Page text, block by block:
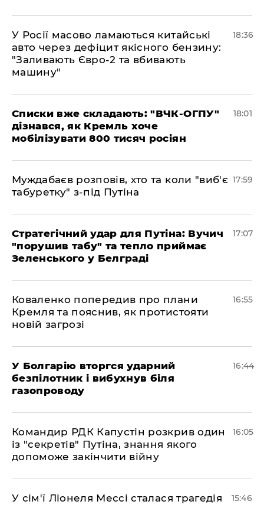
У Росії масово ламаються китайські
авто через дефіцит якісного бензину:
"Заливають Євро-2 та вбивають
машину"
18:36
Списки вже складають: "ВЧК-ОГПУ"
дізнався, як Кремль хоче
мобілізувати 800 тисяч росіян
18:01
Муждабаєв розповів, хто та коли "виб'є
табуретку" з-під Путіна
17:59
Стратегічний удар для Путіна: Вучич
"порушив табу" та тепло приймає
Зеленського у Белграді
17:07
Коваленко попередив про плани
Кремля та пояснив, як протистояти
новій загрозі
16:55
У Болгарію вторгся ударний
безпілотник і вибухнув біля
газопроводу
16:44
Командир РДК Капустін розкрив один
із "секретів" Путіна, знання якого
допоможе закінчити війну
16:05
У сім'ї Ліонеля Мессі сталася трагедія 15:46